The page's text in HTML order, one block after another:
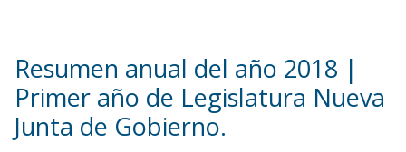
Resumen anual del año 2018 |
Primer año de Legislatura Nueva
Junta de Gobierno.